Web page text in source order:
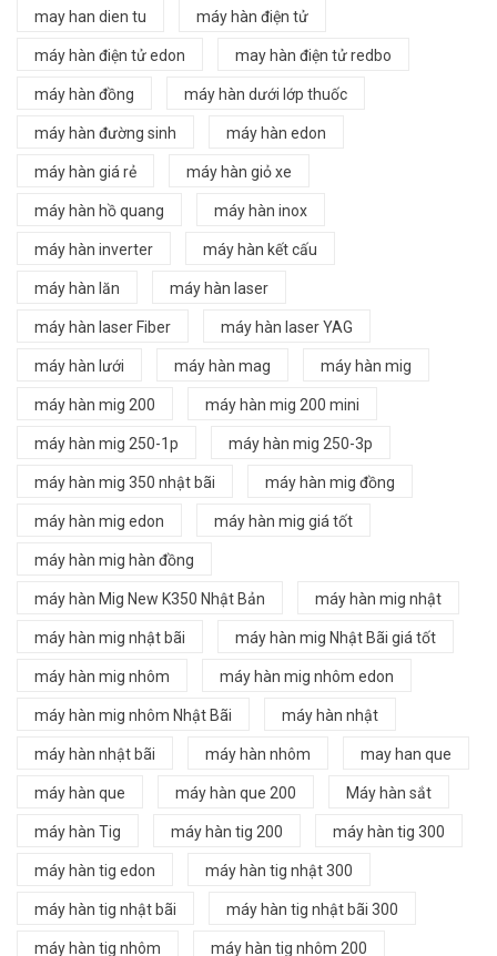
may han dien tu máy hàn điện tử
máy hàn điện tử edon may hàn điện tử redbo
máy hàn đồng máy hàn dưới lớp thuốc
máy hàn đường sinh máy hàn edon
máy hàn giá rẻ máy hàn giỏ xe
máy hàn hồ quang máy hàn inox
máy hàn inverter máy hàn kết cấu
máy hàn lăn máy hàn laser
máy hàn laser Fiber máy hàn laser YAG
máy hàn lưới máy hàn mag máy hàn mig
máy hàn mig 200 máy hàn mig 200 mini
máy hàn mig 250-1p máy hàn mig 250-3p
máy hàn mig 350 nhật bãi máy hàn mig đồng
máy hàn mig edon máy hàn mig giá tốt
máy hàn mig hàn đồng
máy hàn Mig New K350 Nhật Bản máy hàn mig nhật
máy hàn mig nhật bãi máy hàn mig Nhật Bãi giá tốt
máy hàn mig nhôm máy hàn mig nhôm edon
máy hàn mig nhôm Nhật Bãi máy hàn nhật
máy hàn nhật bãi máy hàn nhôm may han que
máy hàn que máy hàn que 200 Máy hàn sắt
máy hàn Tig máy hàn tig 200 máy hàn tig 300
máy hàn tig edon máy hàn tig nhật 300
máy hàn tig nhật bãi máy hàn tig nhật bãi 300
máy hàn tig nhôm máy hàn tig nhôm 200